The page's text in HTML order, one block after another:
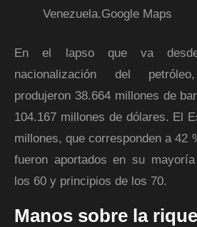
Venezuela.Google Maps
En el lapso que va
nacionalización del
produjeron 38.664 millones de
104.167 millones de dólares. El
millones, que corresponden a 42
fueron aportados en su
los 60 y principios de los 70.
Manos sobre la